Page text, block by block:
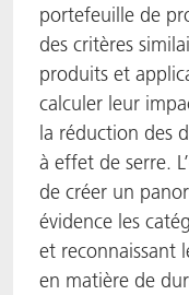
portefeuille de
des critères
produits et
calculer leur
la réduction des
à effet de serre.
de créer un
évidence les
et reconnaissant
en matière de